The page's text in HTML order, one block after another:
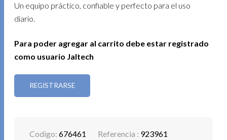
Un equipo práctico, confiable y perfecto para el uso
diario.
Para poder agregar al carrito debe estar registrado
como usuario Jaltech
REGISTRARSE
Codigo:676461 Referencia : 923961